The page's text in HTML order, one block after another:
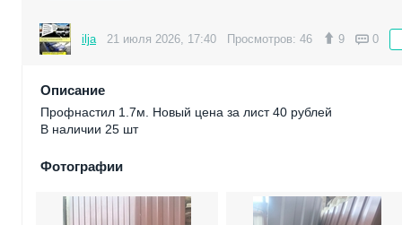
ilja 21 июля 2026, 17:40 Просмотров: 46 9 0
Описание
Профнастил 1.7м. Новый цена за лист 40 рублей
В наличии 25 шт
Фотографии